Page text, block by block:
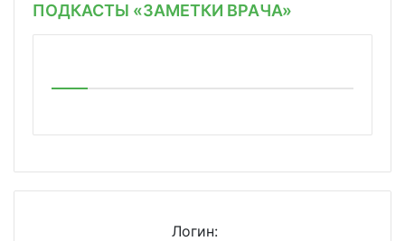
ПОДКАСТЫ «ЗАМЕТКИ ВРАЧА»
Логин: